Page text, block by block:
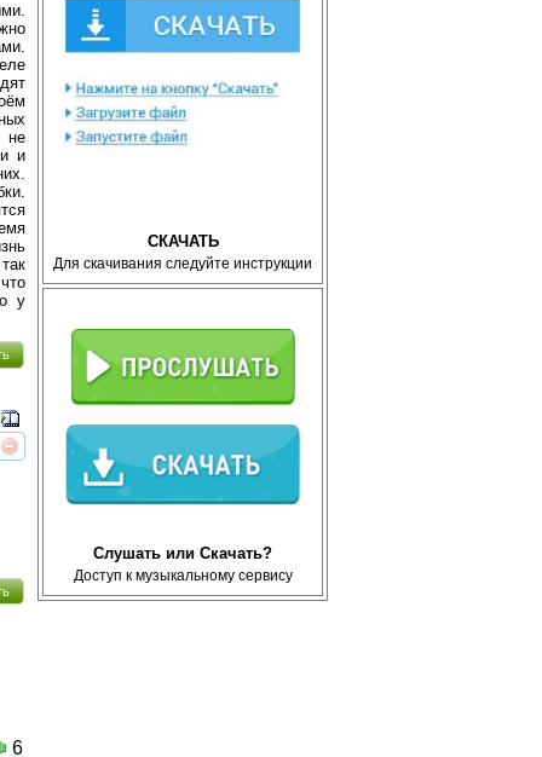
СКАЧАТЬ
Для скачивания следуйте инструкции
Слушать или Скачать?
Доступ к музыкальному сервису
не
и
у
интересует
6